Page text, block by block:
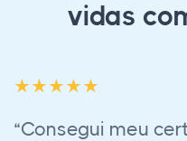
vidas
“Fiz o curso de